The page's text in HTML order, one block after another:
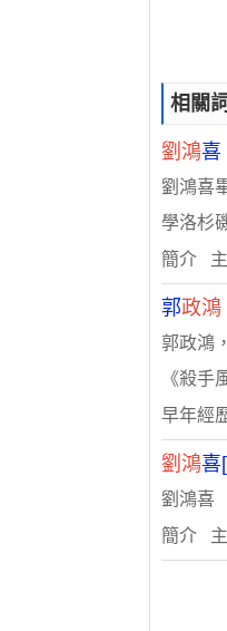
相關
劉鴻喜
劉鴻喜
學洛杉
簡介
郭政鴻
郭政鴻
《殺手
早年經
劉鴻喜
劉鴻喜
簡介